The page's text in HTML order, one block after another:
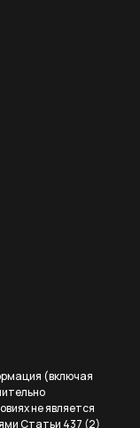
(включая
не является
Статьи 437 (2)